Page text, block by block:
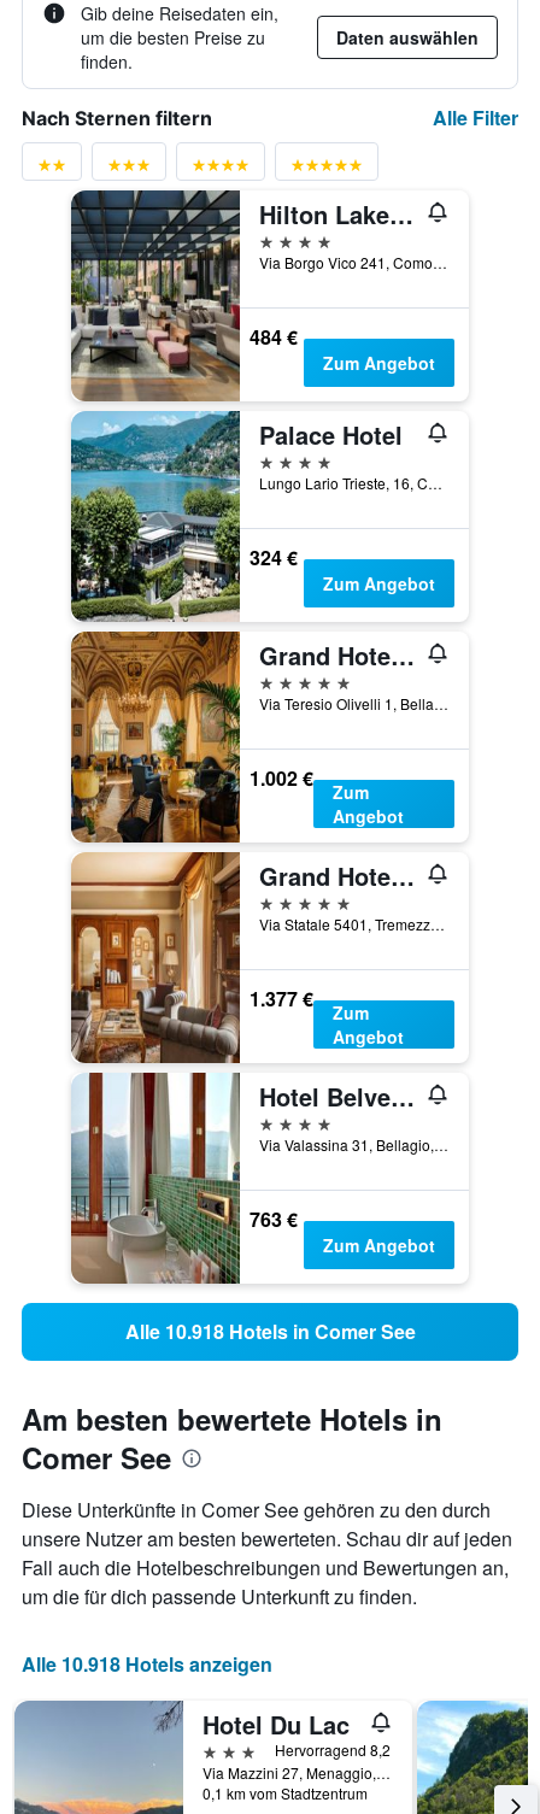
Gib deine Reisedaten ein,
um die besten Preise zu
finden.
Daten auswählen
Nach Sternen filtern Alle Filter
Hilton Lake Como
4 Sterne
Via Borgo Vico 241, Como, Como, Italien
484 €
Zum Angebot
Palace Hotel
4 Sterne
Lungo Lario Trieste, 16, Como, Como, Italien
324 €
Zum Angebot
Grand Hotel Villa Serbelloni
5 Sterne
Via Teresio Olivelli 1, Bellagio, Como, Italien
1.002 €
Zum
Angebot
Grand Hotel Tremezzo
5 Sterne
Via Statale 5401, Tremezzo, Como, Italien
1.377 €
Zum
Angebot
Hotel Belvedere Bellagio
4 Sterne
Via Valassina 31, Bellagio, Como, Italien
763 €
Zum Angebot
Alle 10.918 Hotels in Comer See
Am besten bewertete Hotels in
Comer See
Diese Unterkünfte in Comer See gehören zu den durch
unsere Nutzer am besten bewerteten. Schau dir auf jeden
Fall auch die Hotelbeschreibungen und Bewertungen an,
um die für dich passende Unterkunft zu finden.
Alle 10.918 Hotels anzeigen
Hotel Du Lac
3 Sterne
Hervorragend 8,2
Via Mazzini 27, Menaggio, Como, Italien
0,1 km vom Stadtzentrum